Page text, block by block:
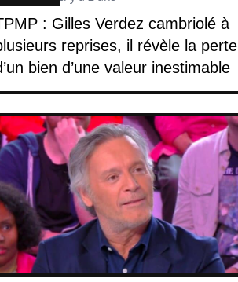
: Gilles Verdez cambriolé à
reprises, il révèle la perte
bien d’une valeur inestimable